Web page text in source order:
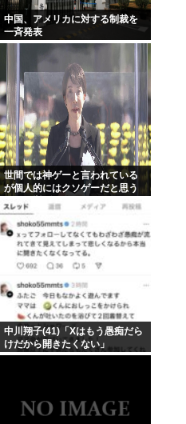
中国、アメリカに対する制裁を
一斉発表
世間では神ゲーと言われている
が個人的にはクソゲーだと思う
中川翔子(41)「Xはもう愚痴だら
けだから開きたくない」